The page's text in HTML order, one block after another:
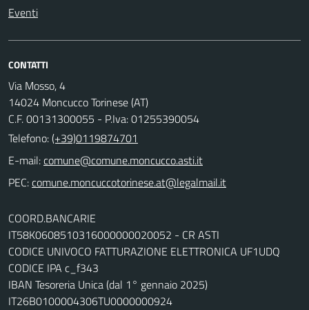
Eventi
CONTATTI
Via Mosso, 4
14024 Moncucco Torinese (AT)
C.F. 00131300055 - P.Iva: 01255390054
Telefono:(+39)0119874701
E-mail:comune@comune.moncucco.asti.it
PEC:comune.moncuccotorinese.at@legalmail.it
COORD.BANCARIE
IT58K0608510316000000020052 - CR ASTI
CODICE UNIVOCO FATTURAZIONE ELETTRONICA UF1UDQ
CODICE IPA c_f343
IBAN Tesoreria Unica (dal 1° gennaio 2025)
IT26B0100004306TU0000000924